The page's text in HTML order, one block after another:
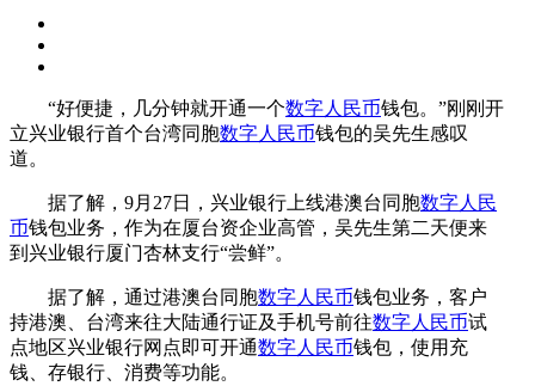
“好便捷，几分钟就开通一个数字人民币钱包。”刚刚开
立兴业银行首个台湾同胞数字人民币钱包的吴先生感叹
道。
据了解，9月27日，兴业银行上线港澳台同胞数字人民
币钱包业务，作为在厦台资企业高管，吴先生第二天便来
到兴业银行厦门杏林支行“尝鲜”。
据了解，通过港澳台同胞数字人民币钱包业务，客户
持港澳、台湾来往大陆通行证及手机号前往数字人民币试
点地区兴业银行网点即可开通数字人民币钱包，使用充
钱、存银行、消费等功能。